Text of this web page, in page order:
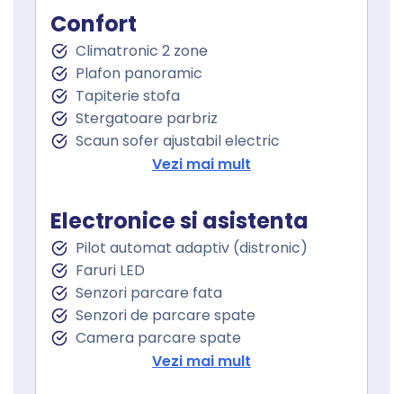
Touchscreen
Confort
Climatronic 2 zone
Plafon panoramic
Tapiterie stofa
Stergatoare parbriz
Scaun sofer ajustabil electric
Incalzire scaun sofer
Scaun cu memorie
Scaune sport
Cotiera
Cotiera spate
Volan de piele
Volan cu comenzi
Keyless entry
Vezi mai mult
Electronice si asistenta
Pilot automat adaptiv (distronic)
Faruri LED
Senzori parcare fata
Senzori de parcare spate
Camera parcare spate
Oglindă laterală electrică
Vezi mai mult